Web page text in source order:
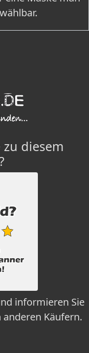
zu diesem
informieren Sie
Käufern.